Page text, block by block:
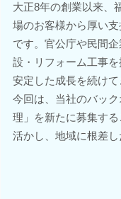
大正8年の創業以来、
場のお客様から厚い
です。官公庁や民間
設・リフォーム工事
安定した成長を続けて
今回は、当社のバッ
理」を新たに募集す
活かし、地域に根差し